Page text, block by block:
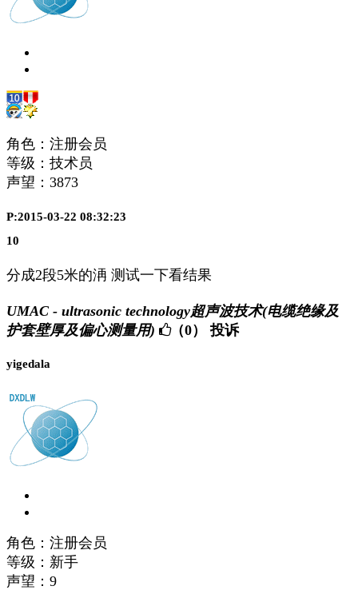
角色：注册会员
等级：技术员
声望： 3873
P:2015-03-22 08:32:23
10
分成2段5米的洅 测试一下看结果
UMAC - ultrasonic technology超声波技术(电缆绝缘及
护套壁厚及偏心测量用)
（0） 投诉
yigedala
角色：注册会员
等级：新手
声望： 9